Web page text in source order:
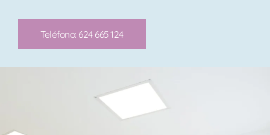
Teléfono: 624 665 124